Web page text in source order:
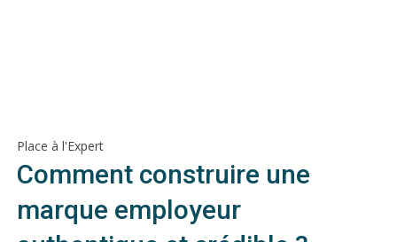
Place à l'Expert
Comment construire une
marque employeur